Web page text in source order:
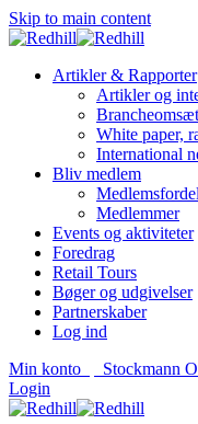
Skip to main content
Artikler & Rapporter
Artikler og
White paper,
International
Bliv medlem
Medlemmer
Events og aktiviteter
Foredrag
Retail Tours
Bøger og udgivelser
Partnerskaber
Log ind
Min konto
Stockmann
Login